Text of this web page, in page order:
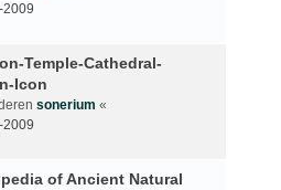
2009
Temple-Cathedral-
Icon
sonerium «
2009
of Ancient Natural